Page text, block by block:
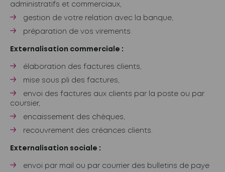
administratifs et commerciaux,
gestion de votre relation avec la banque,
préparation de vos virements.
Externalisation commerciale :
élaboration des factures clients,
mise sous pli des factures,
envoi des factures aux clients par la poste ou par
coursier,
encaissement des chèques,
recouvrement des créances clients.
Externalisation sociale :
envoi par mail ou par courrier des bulletins de paye